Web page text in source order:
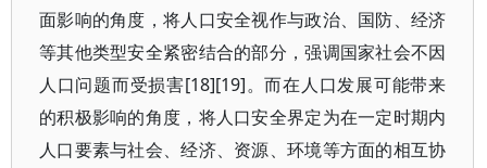
面影响的角度，将人口安全视作与政治、国防、经济
等其他类型安全紧密结合的部分，强调国家社会不因
人口问题而受损害[18][19]。而在人口发展可能带来
的积极影响的角度，将人口安全界定为在一定时期内
人口要素与社会、经济、资源、环境等方面的相互协